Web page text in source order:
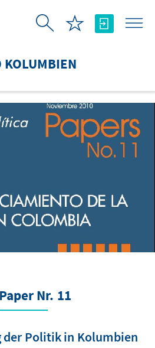
KOLUMBIEN
Nr. 11
der Politik in Kolumbien